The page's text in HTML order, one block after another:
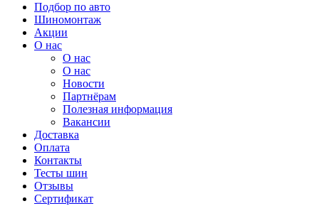
Подбор по авто
Шиномонтаж
Акции
О нас
О нас
О нас
Новости
Партнёрам
Полезная информация
Вакансии
Доставка
Оплата
Контакты
Тесты шин
Отзывы
Сертификат